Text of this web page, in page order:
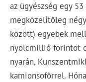
az ügyészség egy
megközelítőleg
között) egyebek
nyolcmillió forintot
nyarán,
kamionsofőrrel.